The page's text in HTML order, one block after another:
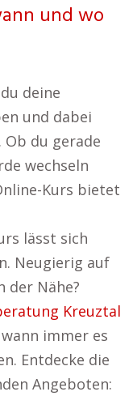
und wo
deine
und dabei
Ob du gerade
wechseln
Kurs bietet
lässt sich
Neugierig auf
der Nähe?
Kreuztal
immer es
Entdecke die
Angeboten: